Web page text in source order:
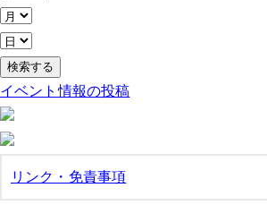
イベント情報の投稿
リンク・免責事項